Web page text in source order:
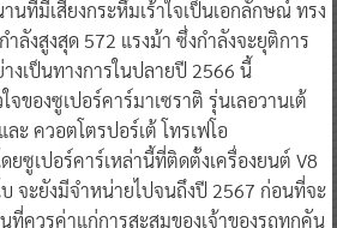
นที่มีเสียงกระหึ่มเร้าใจเป็นเอกลักษณ์ ทรง
ลังสูงสุด 572 แรงม้า ซึ่งกำลังจะยุติการ
งเป็นทางการในปลายปี 2566 นี้
จของซูเปอร์คาร์มาเซราติ รุ่นเลอวานเต้
ะ ควอตโตรปอร์เต้ โทรเฟโอ
ยซูเปอร์คาร์เหล่านี้ที่ติดตั้งเครื่องยนต์ V8
จะยังมีจำหน่ายไปจนถึงปี 2567 ก่อนที่จะ
ที่ควรค่าแก่การสะสมของเจ้าของรถทุกคัน